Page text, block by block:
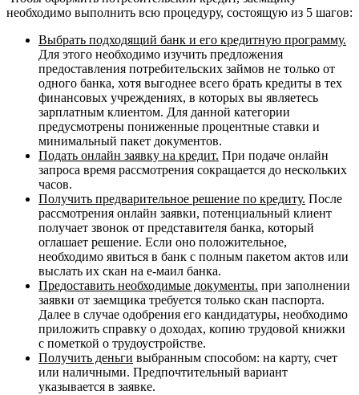
необходимо выполнить всю процедуру, состоящую из 5 шагов:
Выбрать подходящий банк и его кредитную программу.
Для этого необходимо изучить предложения
предоставления потребительских займов не только от
одного банка, хотя выгоднее всего брать кредиты в тех
финансовых учреждениях, в которых вы являетесь
зарплатным клиентом. Для данной категории
предусмотрены пониженные процентные ставки и
минимальный пакет документов.
Подать онлайн заявку на кредит. При подаче онлайн
запроса время рассмотрения сокращается до нескольких
часов.
Получить предварительное решение по кредиту. После
рассмотрения онлайн заявки, потенциальный клиент
получает звонок от представителя банка, который
оглашает решение. Если оно положительное,
необходимо явиться в банк с полным пакетом актов или
выслать их скан на е-маил банка.
Предоставить необходимые документы. при заполнении
заявки от заемщика требуется только скан паспорта.
Далее в случае одобрения его кандидатуры, необходимо
приложить справку о доходах, копию трудовой книжки
с пометкой о трудоустройстве.
Получить деньги выбранным способом: на карту, счет
или наличными. Предпочтительный вариант
указывается в заявке.